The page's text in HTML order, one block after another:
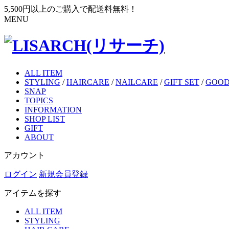
5,500円以上のご購入で配送料無料！
MENU
ALL ITEM
STYLING /HAIRCARE /NAILCARE /GIFT SET /
SNAP
TOPICS
INFORMATION
SHOP LIST
GIFT
ABOUT
アカウント
ログイン 新規会員登録
アイテムを探す
ALL ITEM
STYLING